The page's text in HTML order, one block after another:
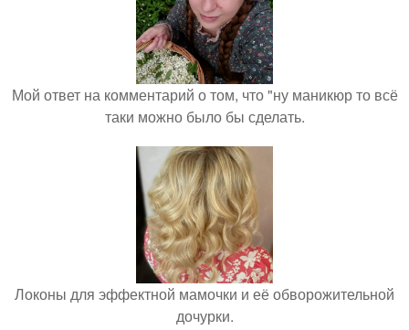
Мой ответ на комментарий о том, что "ну маникюр то всё
таки можно было бы сделать.
Локоны для эффектной мамочки и её обворожительной
дочурки.